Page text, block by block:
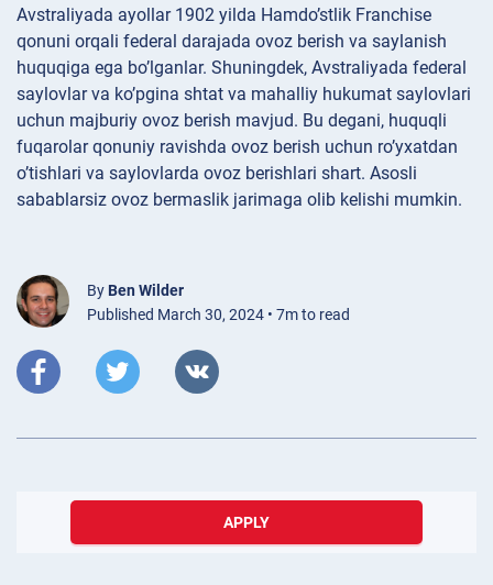
Avstraliyada ayollar 1902 yilda Hamdo’stlik Franchise
qonuni orqali federal darajada ovoz berish va saylanish
huquqiga ega bo’lganlar. Shuningdek, Avstraliyada federal
saylovlar va ko’pgina shtat va mahalliy hukumat saylovlari
uchun majburiy ovoz berish mavjud. Bu degani, huquqli
fuqarolar qonuniy ravishda ovoz berish uchun ro’yxatdan
o’tishlari va saylovlarda ovoz berishlari shart. Asosli
sabablarsiz ovoz bermaslik jarimaga olib kelishi mumkin.
By Ben Wilder
Published March 30, 2024 • 7m to read
APPLY